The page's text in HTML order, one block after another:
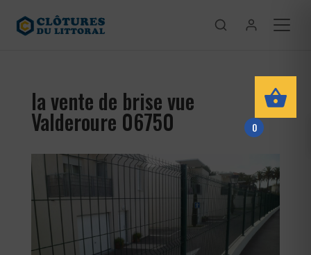
la vente de brise vue
Valderoure 06750 0